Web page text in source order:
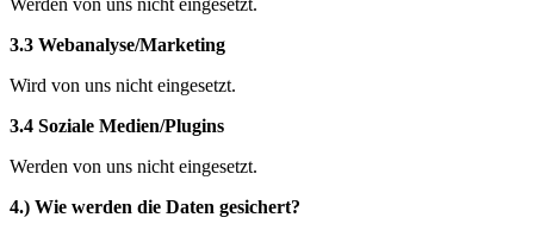
Werden von uns nicht eingesetzt.
3.3 Webanalyse/Marketing
Wird von uns nicht eingesetzt.
3.4 Soziale Medien/Plugins
Werden von uns nicht eingesetzt.
4.) Wie werden die Daten gesichert?